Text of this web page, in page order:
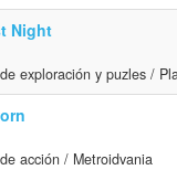
Night
exploración y puzles /
acción / Metroidvania